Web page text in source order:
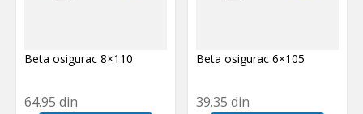
Beta osigurac 8×110
64.95 din
Beta osigurac 6×105
39.35din